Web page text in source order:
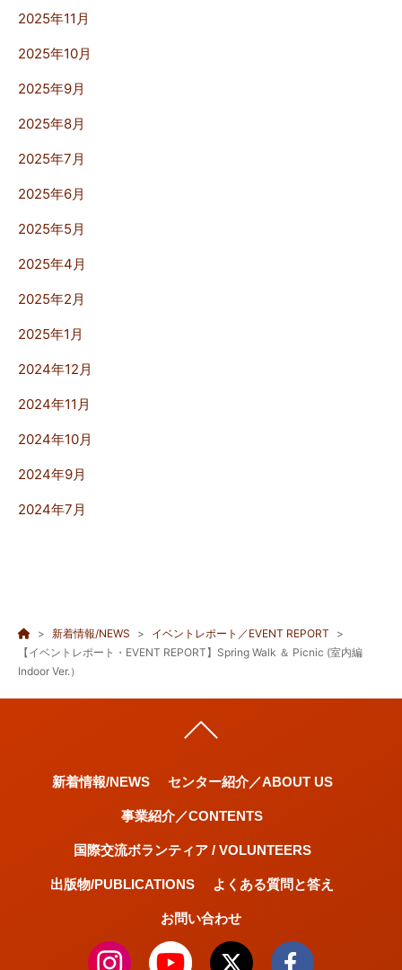
2025年11月
2025年10月
2025年9月
2025年8月
2025年7月
2025年6月
2025年5月
2025年4月
2025年2月
2025年1月
2024年12月
2024年11月
2024年10月
2024年9月
2024年7月
新着情報/NEWS
イベントレポート／EVENT REPORT
【イベントレポート・EVENT REPORT】Spring Walk ＆ Picnic (室内編
Indoor Ver.）
新着情報/NEWS センター紹介／ABOUT US
事業紹介／CONTENTS
国際交流ボランティア / VOLUNTEERS
出版物/PUBLICATIONS よくある質問と答え
お問い合わせ